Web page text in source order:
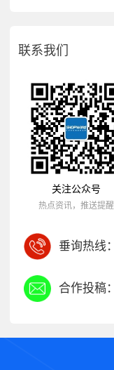
联系我们
关注公众号
热点资讯，推送提醒
垂询热线：
合作投稿：